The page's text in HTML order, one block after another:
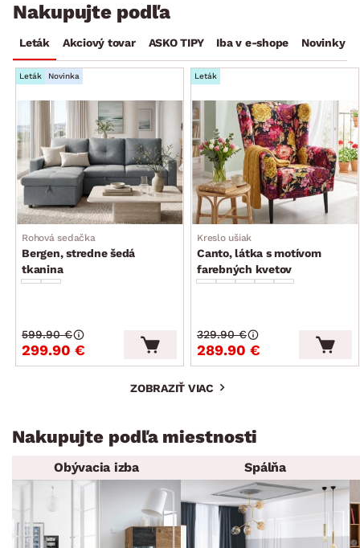
Nakupujte podľa
Leták Akciový tovar ASKO TIPY Iba v e-shope Novinky
Leták Novinka
Rohová sedačka
Bergen, stredne šedá
tkanina
299.90 €
599.90 €
Leták
Kreslo ušiak
Canto, látka s motívom
farebných kvetov
289.90 €
329.90 €
ZOBRAZIŤ VIAC
Nakupujte podľa miestnosti
Obývacia izba Spálňa